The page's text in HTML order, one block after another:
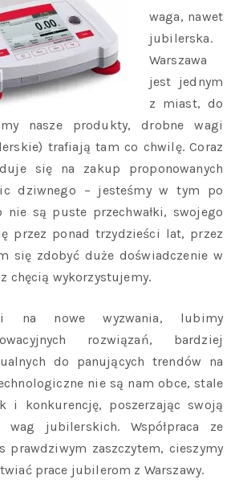
waga, nawet
jubilerska.
Warszawa
jest jednym
z miast, do
nasze produkty, drobne wagi
trafiają tam co chwilę. Coraz
się na zakup proponowanych
dziwnego – jesteśmy w tym po
nie są puste przechwałki, swojego
przez ponad trzydzieści lat, przez
się zdobyć duże doświadczenie w
chęcią wykorzystujemy.
na nowe wyzwania, lubimy
rozwiązań, bardziej
do panujących trendów na
nie są nam obce, stale
i konkurencję, poszerzając swoją
jubilerskich. Współpraca ze
prawdziwym zaszczytem, cieszymy
prace jubilerom z Warszawy.